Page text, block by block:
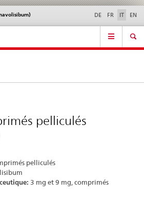
Contatto | Supporto &
aiuto
DE FR IT EN
pelliculés
pelliculés
3 mg et 9 mg, comprimés